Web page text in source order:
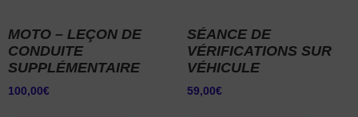
MOTO – LEÇON DE
CONDUITE
SUPPLÉMENTAIRE
100,00€
SÉANCE DE
VÉRIFICATIONS SUR
VÉHICULE
59,00€